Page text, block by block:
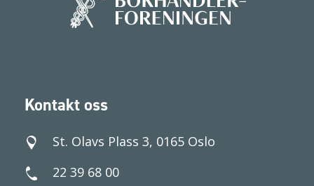
Kontakt oss
St. Olavs Plass 3, 0165 Oslo
22 39 68 00